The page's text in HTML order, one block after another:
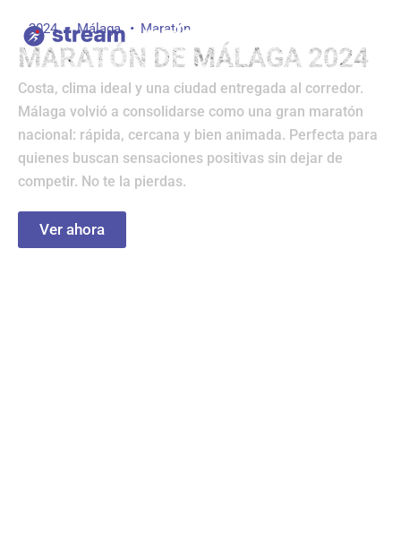
contenido
2024 Málaga Maratón
MARATÓN DE MÁLAGA 2024
Costa, clima ideal y una ciudad entregada al corredor.
Málaga volvió a consolidarse como una gran maratón
nacional: rápida, cercana y bien animada. Perfecta para
quienes buscan sensaciones positivas sin dejar de
competir. No te la pierdas.
Ver ahora